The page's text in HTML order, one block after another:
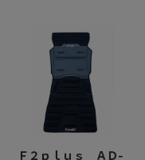
Ｆ２ｐｌｕｓ ＡＤ-